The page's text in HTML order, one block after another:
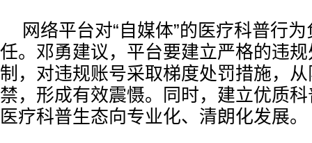
网络平台对“自媒体”的医疗科普行
任。邓勇建议，平台要建立严格的违
制，对违规账号采取梯度处罚措施，
禁，形成有效震慑。同时，建立优质
医疗科普生态向专业化、清朗化发展。